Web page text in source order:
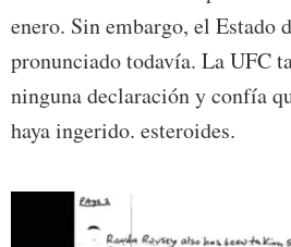
enero. Sin embargo, el Estado
pronunciado todavía. La UFC
ninguna declaración y confía
haya ingerido. esteroides.